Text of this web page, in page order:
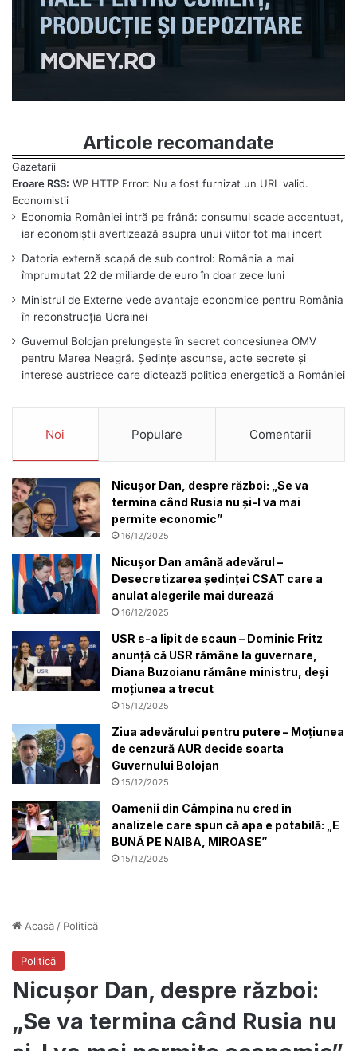
Articole recomandate
Eroare RSS: WP HTTP Error: Nu a fost furnizat un URL valid.
Economia României intră pe frână: consumul scade accentuat,
iar economiștii avertizează asupra unui viitor tot mai incert
Datoria externă scapă de sub control: România a mai
împrumutat 22 de miliarde de euro în doar zece luni
Ministrul de Externe vede avantaje economice pentru România
în reconstrucția Ucrainei
Guvernul Bolojan prelungește în secret concesiunea OMV
pentru Marea Neagră. Ședințe ascunse, acte secrete și
interese austriece care dictează politica energetică a României
Noi Populare Comentarii
Nicușor Dan, despre război: „Se va
termina când Rusia nu și-l va mai
permite economic”
16/12/2025
Nicușor Dan amână adevărul –
Desecretizarea ședinței CSAT care a
anulat alegerile mai durează
16/12/2025
USR s-a lipit de scaun – Dominic Fritz
anunță că USR rămâne la guvernare,
Diana Buzoianu rămâne ministru, deși
moțiunea a trecut
15/12/2025
Ziua adevărului pentru putere – Moțiunea
de cenzură AUR decide soarta
Guvernului Bolojan
15/12/2025
Oamenii din Câmpina nu cred în
analizele care spun că apa e potabilă: „E
BUNĂ PE NAIBA, MIROASE”
15/12/2025